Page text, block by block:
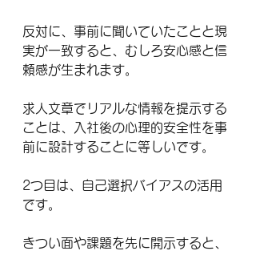
反対に、事前に聞いていたことと現
実が一致すると、むしろ安心感と信
頼感が生まれます。
求人文章でリアルな情報を提示する
ことは、入社後の心理的安全性を事
前に設計することに等しいです。
2つ目は、自己選択バイアスの活用
です。
きつい面や課題を先に開示すると、